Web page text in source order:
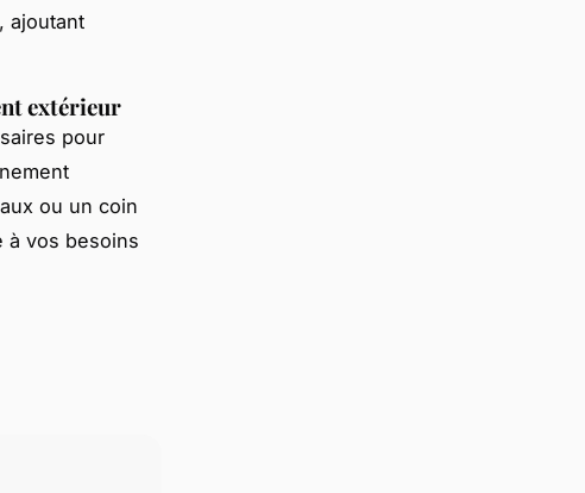
ajoutant
extérieur
pour
ou un coin
à vos besoins